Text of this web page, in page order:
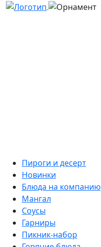
Пироги и десерт
Новинки
Блюда на компанию
Мангал
Соусы
Гарниры
Пикник-набор